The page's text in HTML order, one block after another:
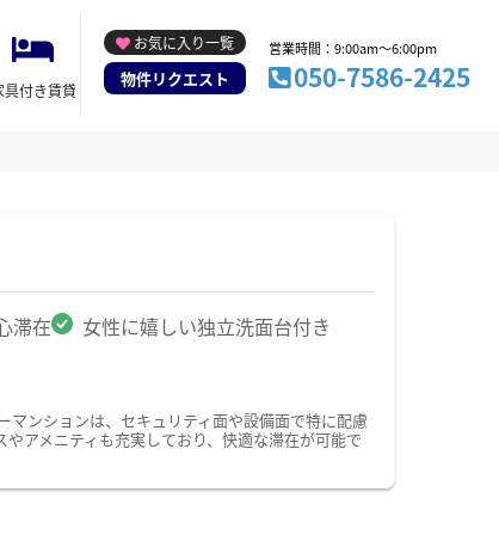
具付き賃貸
お気に入り一覧
物件リクエスト
営業時間：9:00am～6:00pm
050-7586-2425
滞在
女性に嬉しい独立洗面台付き
ンションは、セキュリティ面や設備面で特に配慮
アメニティも充実しており、快適な滞在が可能で